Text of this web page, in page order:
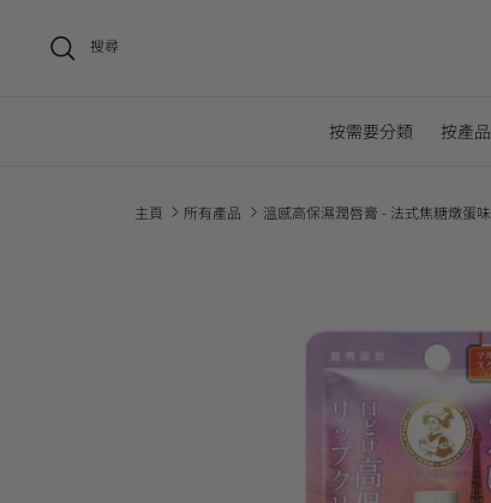
搜尋
按需要分類 按產
主頁 所有產品 溫感高保濕潤唇膏 - 法式焦糖燉蛋味